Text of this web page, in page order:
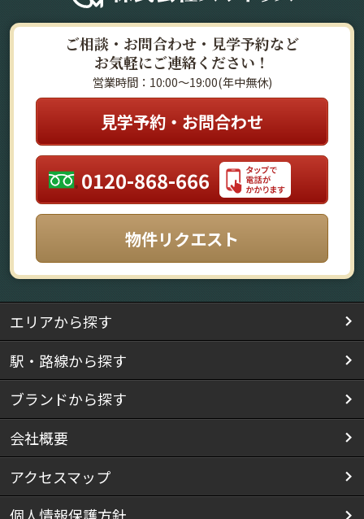
ご相談・お問合わせ・見学予約など
お気軽にご連絡ください！
営業時間：10:00～19:00(年中無休)
見学予約・お問合わせ
0120-868-666
物件リクエスト
エリアから探す
駅・路線から探す
ブランドから探す
会社概要
アクセスマップ